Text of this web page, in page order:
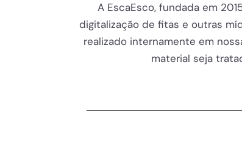
A EscaEsco, fundada em
digitalização de fitas e outras
realizado internamente em
material seja